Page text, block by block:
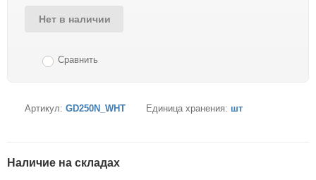
Нет в наличии
Сравнить
Артикул: GD250N_WHT Единица хранения: шт
Наличие на складах